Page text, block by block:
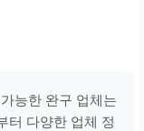
능한 완구 업체는
터 다양한 업체 정